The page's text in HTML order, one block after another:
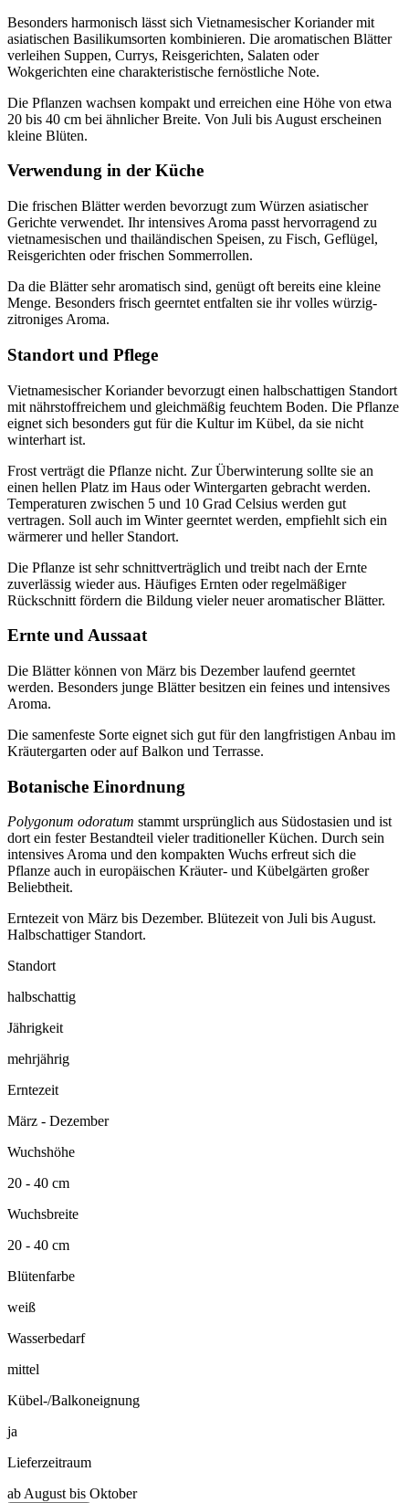
Besonders harmonisch lässt sich Vietnamesischer Koriander mit
asiatischen Basilikumsorten kombinieren. Die aromatischen Blätter
verleihen Suppen, Currys, Reisgerichten, Salaten oder
Wokgerichten eine charakteristische fernöstliche Note.
Die Pflanzen wachsen kompakt und erreichen eine Höhe von etwa
20 bis 40 cm bei ähnlicher Breite. Von Juli bis August erscheinen
kleine Blüten.
Verwendung in der Küche
Die frischen Blätter werden bevorzugt zum Würzen asiatischer
Gerichte verwendet. Ihr intensives Aroma passt hervorragend zu
vietnamesischen und thailändischen Speisen, zu Fisch, Geflügel,
Reisgerichten oder frischen Sommerrollen.
Da die Blätter sehr aromatisch sind, genügt oft bereits eine kleine
Menge. Besonders frisch geerntet entfalten sie ihr volles würzig-
zitroniges Aroma.
Standort und Pflege
Vietnamesischer Koriander bevorzugt einen halbschattigen Standort
mit nährstoffreichem und gleichmäßig feuchtem Boden. Die Pflanze
eignet sich besonders gut für die Kultur im Kübel, da sie nicht
winterhart ist.
Frost verträgt die Pflanze nicht. Zur Überwinterung sollte sie an
einen hellen Platz im Haus oder Wintergarten gebracht werden.
Temperaturen zwischen 5 und 10 Grad Celsius werden gut
vertragen. Soll auch im Winter geerntet werden, empfiehlt sich ein
wärmerer und heller Standort.
Die Pflanze ist sehr schnittverträglich und treibt nach der Ernte
zuverlässig wieder aus. Häufiges Ernten oder regelmäßiger
Rückschnitt fördern die Bildung vieler neuer aromatischer Blätter.
Ernte und Aussaat
Die Blätter können von März bis Dezember laufend geerntet
werden. Besonders junge Blätter besitzen ein feines und intensives
Aroma.
Die samenfeste Sorte eignet sich gut für den langfristigen Anbau im
Kräutergarten oder auf Balkon und Terrasse.
Botanische Einordnung
Polygonum odoratum stammt ursprünglich aus Südostasien und ist
dort ein fester Bestandteil vieler traditioneller Küchen. Durch sein
intensives Aroma und den kompakten Wuchs erfreut sich die
Pflanze auch in europäischen Kräuter- und Kübelgärten großer
Beliebtheit.
Erntezeit von März bis Dezember. Blütezeit von Juli bis August.
Halbschattiger Standort.
Standort
halbschattig
Jährigkeit
mehrjährig
Erntezeit
März - Dezember
Wuchshöhe
20 - 40 cm
Wuchsbreite
20 - 40 cm
Blütenfarbe
weiß
Wasserbedarf
mittel
Kübel-/Balkoneignung
ja
Lieferzeitraum
ab August bis Oktober